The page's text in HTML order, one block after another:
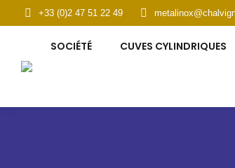
+33 (0)2 47 51 22 49
SOCIÉTÉ CUVES CYLINDRIQUES